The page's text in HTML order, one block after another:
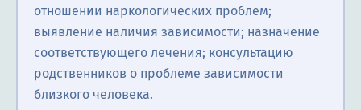
отношении наркологических проблем;
выявление наличия зависимости; назначение
соответствующего лечения; консультацию
родственников о проблеме зависимости
близкого человека.